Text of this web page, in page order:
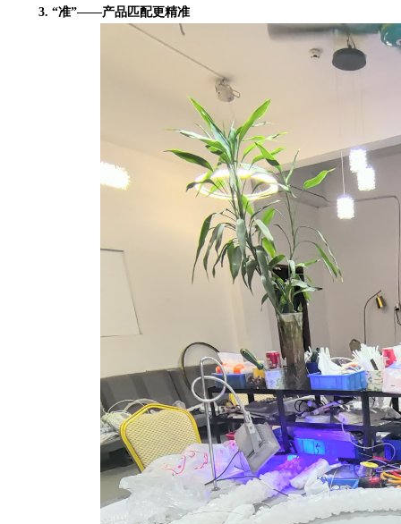
3. “准”——产品匹配更精准